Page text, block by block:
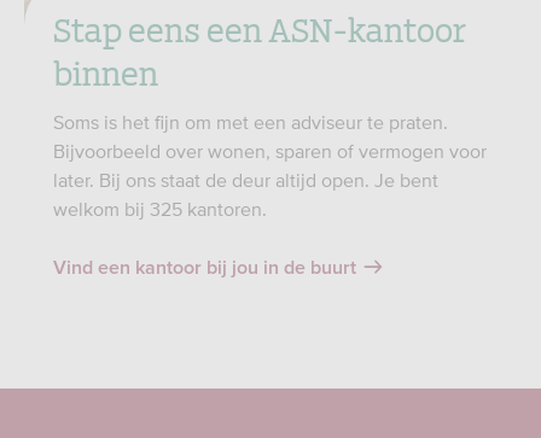
Stap eens een ASN-kantoor
binnen
Soms is het fijn om met een adviseur te praten.
Bijvoorbeeld over wonen, sparen of vermogen voor
later. Bij ons staat de deur altijd open. Je bent
welkom bij 325 kantoren.
Vind een kantoor bij jou in de buurt